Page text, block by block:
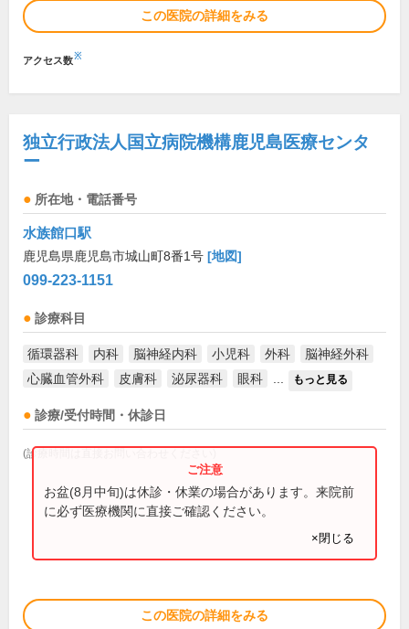
この医院の詳細をみる
アクセス数※
独立行政法人国立病院機構鹿児島医療センタ
ー
所在地・電話番号
水族館口駅
鹿児島県鹿児島市城山町8番1号 [地図]
099-223-1151
診療科目
循環器科 内科 脳神経内科 小児科 外科
脳神経外科
心臓血管外科
皮膚科 泌尿器科 眼科 もっと見る
診療/受付時間・休診日
(診療時間は直接お問い合わせください)
お盆(8月中旬)は休診・休業の場合があります。来院前
に必ず医療機関に直接ご確認ください。
×閉じる
この医院の詳細をみる